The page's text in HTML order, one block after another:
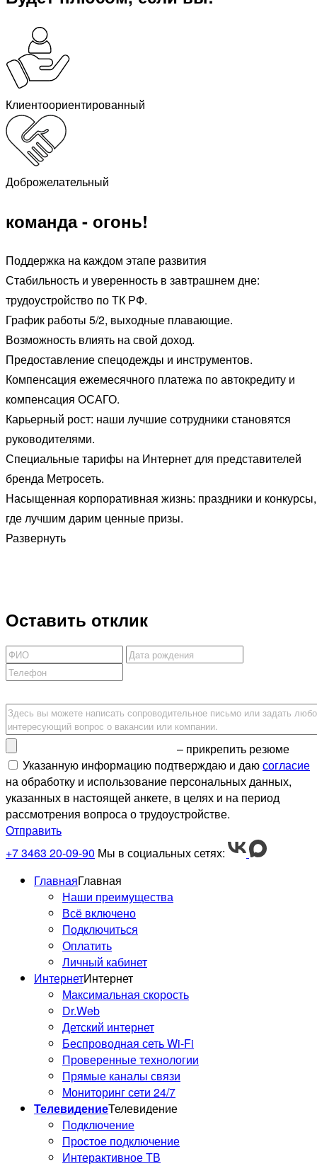
Клиентоориентированный
Доброжелательный
команда - огонь!
Поддержка на каждом этапе развития
Стабильность и уверенность в завтрашнем дне:
трудоустройство по ТК РФ.
График работы 5/2, выходные плавающие.
Возможность влиять на свой доход.
Предоставление спецодежды и инструментов.
Компенсация ежемесячного платежа по автокредиту и
компенсация ОСАГО.
Карьерный рост: наши лучшие сотрудники становятся
руководителями.
Специальные тарифы на Интернет для представителей
бренда Метросеть.
Насыщенная корпоративная жизнь: праздники и конкурсы,
где лучшим дарим ценные призы.
Развернуть
Оставить отклик
– прикрепить резюме
Указанную информацию подтверждаю и даюсогласие
на обработку и использование персональных данных,
указанных в настоящей анкете, в целях и на период
рассмотрения вопроса о трудоустройстве.
Отправить
+7 3463 20-09-90 Мы в социальных сетях:
ГлавнаяГлавная
Наши преимущества
Всё включено
Подключиться
Оплатить
Личный кабинет
ИнтернетИнтернет
Максимальная скорость
Dr.Web
Детский интернет
Беспроводная сеть Wi-Fi
Проверенные технологии
Прямые каналы связи
Мониторинг сети 24/7
ТелевидениеТелевидение
Подключение
Простое подключение
Интерактивное ТВ